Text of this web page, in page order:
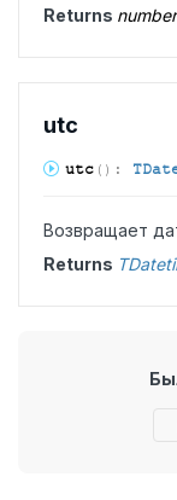
Returns number
utc
utc ( ) :
Возвращает
Returns